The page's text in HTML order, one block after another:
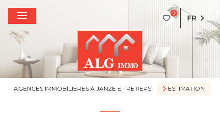
0
FR
AGENCES IMMOBILIÈRES À JANZÉ ET RETIERS ESTIMATION